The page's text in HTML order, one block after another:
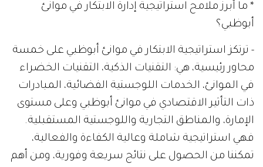
* ما أبرز ملامح استراتيجية إدارة الابتكار في موانئ
أبوظبي؟
- ترتكز استراتيجية الابتكار في موانئ أبوظبي على خمسة
محاور رئيسية، هي: التقنيات الذكية، التقنيات الخضراء
في الموانئ، الخدمات اللوجستية الفضائية، المبادرات
ذات التأثير الاقتصادي في موانئ أبوظبي وعلى مستوى
الإمارة، والمناطق التجارية واللوجستية المستقبلية.
فهي استراتيجية شاملة وعالية الكفاءة والفعالية،
تمكننا من الحصول على نتائج سريعة وفورية، ومن أهم